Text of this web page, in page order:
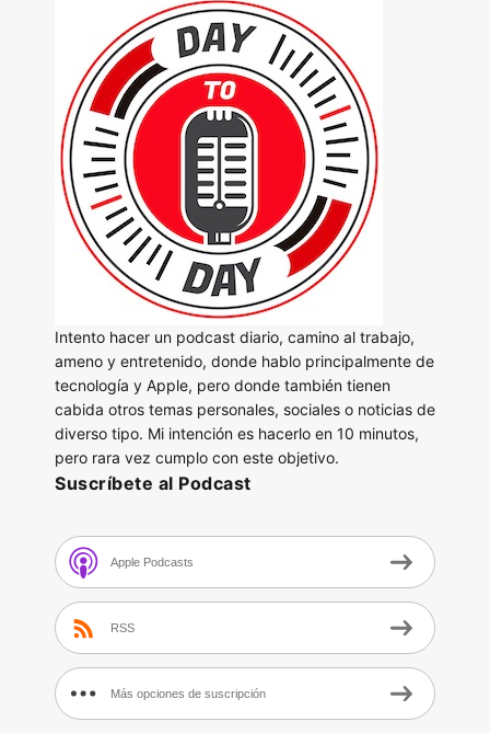
Intento hacer un podcast diario, camino al trabajo,
ameno y entretenido, donde hablo principalmente de
tecnología y Apple, pero donde también tienen
cabida otros temas personales, sociales o noticias de
diverso tipo. Mi intención es hacerlo en 10 minutos,
pero rara vez cumplo con este objetivo.
Suscríbete al Podcast
Apple Podcasts
RSS
Más opciones de suscripción